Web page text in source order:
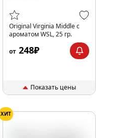
Original Virginia Middle с
ароматом WSL, 25 гр.
от 248₽
Показать цены
ХИТ